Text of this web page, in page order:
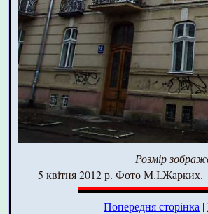
Розмір
5 квітня 2012 р. Фото М.І.Жарких.
Попередня сторінка |